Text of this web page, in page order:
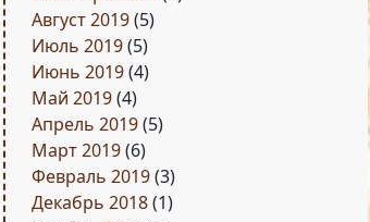
Август 2019(5)
Июль 2019(5)
Июнь 2019(4)
Май 2019(4)
Апрель 2019(5)
Март 2019(6)
Февраль 2019(3)
Декабрь 2018(1)